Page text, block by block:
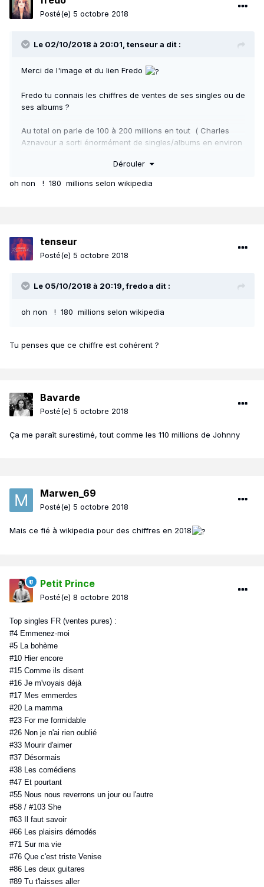
Posté(e) 5 octobre 2018
Le 02/10/2018 à 20:01, tenseura dit :
Merci de l'image et du lien Fredo
Fredo tu connais les chiffres de ventes de ses singles ou de
ses albums ?
Au total on parle de 100 à 200 millions en tout ( Charles
Aznavour a sorti énormément de singles/albums en environ
Dérouler
oh non ! 180 millions selon wikipedia
tenseur
Posté(e) 5 octobre 2018
Le 05/10/2018 à 20:19,fredoa dit :
oh non ! 180 millions selon wikipedia
Tu penses que ce chiffre est cohérent ?
Bavarde
Posté(e) 5 octobre 2018
Ça me paraît surestimé, tout comme les 110 millions de Johnny
Marwen_69
Posté(e) 5 octobre 2018
Mais ce fié à wikipedia pour des chiffres en 2018
Petit Prince
Posté(e) 8 octobre 2018
Top singles FR (ventes pures) :
#4 Emmenez-moi
#5 La bohème
#10 Hier encore
#15 Comme ils disent
#16 Je m'voyais déjà
#17 Mes emmerdes
#20 La mamma
#23 For me formidable
#26 Non je n'ai rien oublié
#33 Mourir d'aimer
#37 Désormais
#38 Les comédiens
#47 Et pourtant
#55 Nous nous reverrons un jour ou l'autre
#58 / #103 She
#63 Il faut savoir
#66 Les plaisirs démodés
#71 Sur ma vie
#76 Que c'est triste Venise
#86 Les deux guitares
#89 Tu t'laisses aller